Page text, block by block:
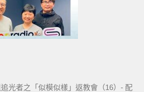
光者之「似模似樣」返教會（16）- 配